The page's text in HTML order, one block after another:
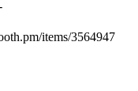
items/3564947